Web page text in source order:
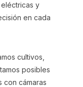
y
en cada
cultivos,
posibles
con cámaras